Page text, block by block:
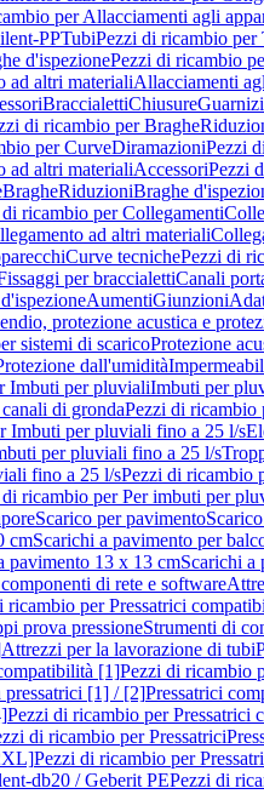
per Allacciamenti agli
PPTubiPezzi di ricambio per
d'ispezionePezzi di ricambio
ad altri materialiAllacciamenti
BraccialettiChiusure
di ricambio per Braghe
per CurveDiramazioniPezzi
ad altri materialiAccessoriPezzi
BragheRiduzioniBraghe
ricambio per Collegamenti
ad altri materiali
Curve tecnichePezzi di
per braccialettiCanali
AumentiGiunzioni
protezione acustica e
sistemi di scaricoProtezione
dall'umidità
Imbuti per pluvialiImbuti per
di grondaPezzi di ricambio
Imbuti per pluviali fino a 25 l/s
per pluviali fino a 25 l/s
fino a 25 l/sPezzi di ricambio
ricambio per Per imbuti per
Scarico per pavimento
cmScarichi a pavimento per
pavimento 13 x 13 cmScarichi a
di rete e software
ricambio per Pressatrici
prova pressioneStrumenti di
Attrezzi per la lavorazione di tubi
[1]Pezzi di ricambio
pressatrici [1] / [2]Pressatrici
Pezzi di ricambio per Pressatrici
di ricambio per Pressatrici
Pezzi di ricambio per
db20 / Geberit PEPezzi di